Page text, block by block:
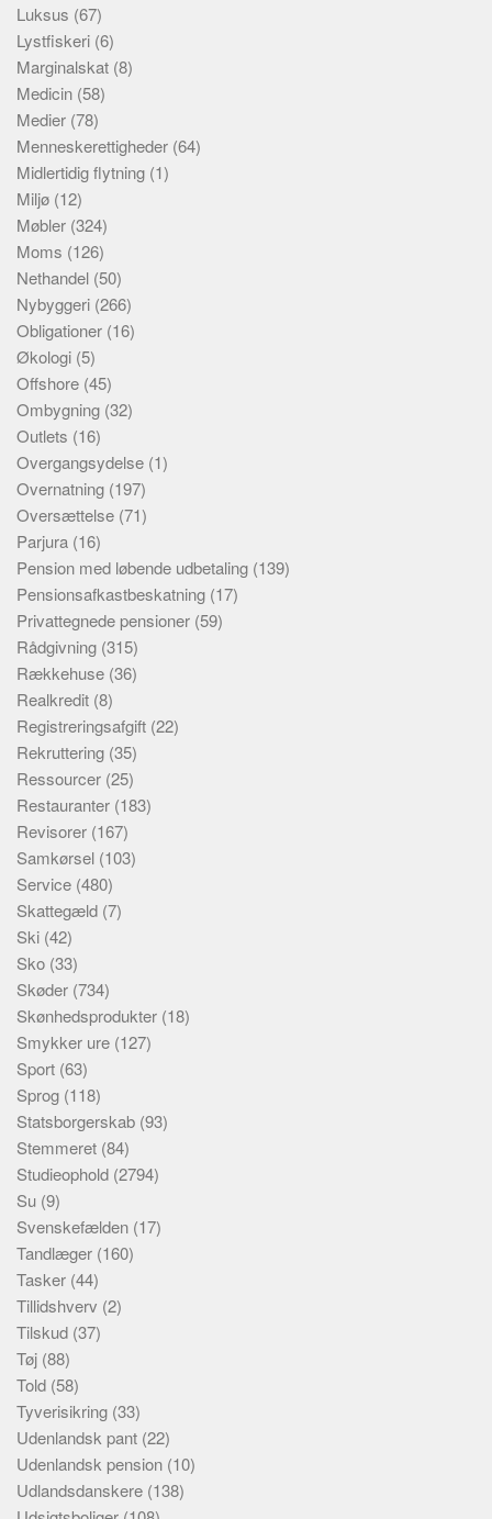
Luksus (67)
Lystfiskeri (6)
Marginalskat (8)
Medicin (58)
Medier (78)
Menneskerettigheder (64)
Midlertidig flytning (1)
Miljø (12)
Møbler (324)
Moms (126)
Nethandel (50)
Nybyggeri (266)
Obligationer (16)
Økologi (5)
Offshore (45)
Ombygning (32)
Outlets (16)
Overgangsydelse (1)
Overnatning (197)
Oversættelse (71)
Parjura (16)
Pension med løbende udbetaling (139)
Pensionsafkastbeskatning (17)
Privattegnede pensioner (59)
Rådgivning (315)
Rækkehuse (36)
Realkredit (8)
Registreringsafgift (22)
Rekruttering (35)
Ressourcer (25)
Restauranter (183)
Revisorer (167)
Samkørsel (103)
Service (480)
Skattegæld (7)
Ski (42)
Sko (33)
Skøder (734)
Skønhedsprodukter (18)
Smykker ure (127)
Sport (63)
Sprog (118)
Statsborgerskab (93)
Stemmeret (84)
Studieophold (2794)
Su (9)
Svenskefælden (17)
Tandlæger (160)
Tasker (44)
Tillidshverv (2)
Tilskud (37)
Tøj (88)
Told (58)
Tyverisikring (33)
Udenlandsk pant (22)
Udenlandsk pension (10)
Udlandsdanskere (138)